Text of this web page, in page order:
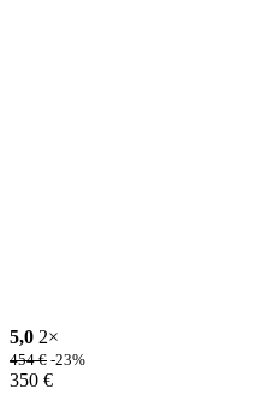
5,0 2×
454€ -23%
350 €